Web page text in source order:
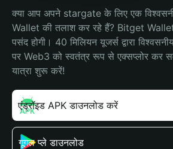
क्या आप अपने stargate के लिए एक
Wallet की तलाश कर रहे हैं? Bitget
पसंद होगी। 40 मिलियन यूजर्स द्वारा
पर Web3 को स्वतंत्र रूप से एक्सप्लोर कर
यात्रा शुरू करें!
एंड्रॉइड APK डाउनलोड करें
गूगल प्ले डाउनलोड